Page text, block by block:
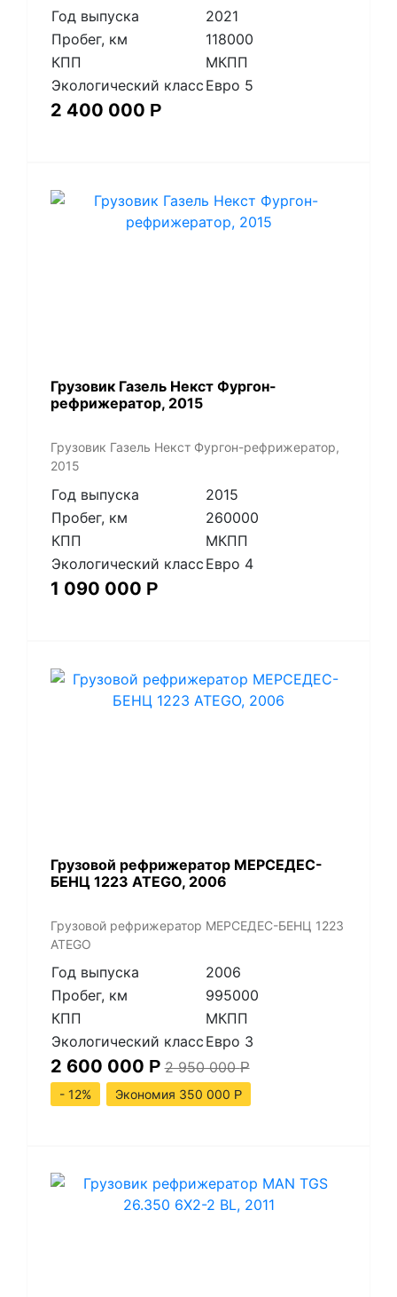
Год выпуска
2021
Пробег, км
118000
КПП
МКПП
Экологический класс Евро 5
2 400 000 Р
Грузовик Газель Некст Фургон-
рефрижератор, 2015
Грузовик Газель Некст Фургон-рефрижератор,
2015
Год выпуска
2015
Пробег, км
260000
КПП
МКПП
Экологический класс Евро 4
1 090 000 Р
Грузовой рефрижератор МЕРСЕДЕС-
БЕНЦ 1223 ATEGO, 2006
Грузовой рефрижератор МЕРСЕДЕС-БЕНЦ 1223
ATEGO
Год выпуска
2006
Пробег, км
995000
КПП
МКПП
Экологический класс Евро 3
2 600 000 Р 2 950 000Р
- 12%
Экономия 350 000 Р